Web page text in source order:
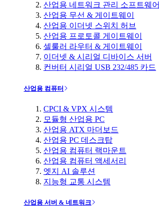
산업용 네트워크 관리 소프트웨어
산업용 무선 & 게이트웨이
산업용 이더넷 스위치 허브
산업용 프로토콜 게이트웨이
셀룰러 라우터 & 게이트웨이
이더넷 & 시리얼 디바이스 서버
컨버터 시리얼 USB 232/485 카드
산업용 컴퓨터
CPCI & VPX 시스템
모듈형 산업용 PC
산업용 ATX 마더보드
산업용 PC 데스크탑
산업용 컴퓨터 랙마운트
산업용 컴퓨터 액세서리
엣지 AI 솔루션
지능형 교통 시스템
산업용 서버 & 네트워크